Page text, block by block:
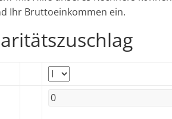
Ihr Bruttoeinkommen ein.